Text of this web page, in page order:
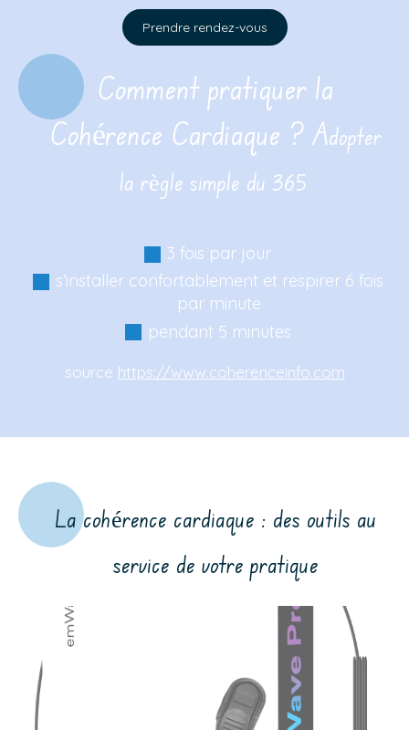
Prendre rendez-vous
Comment pratiquer la
Cohérence Cardiaque ? Adopter
la règle simple du 365
3 fois par jour
s’installer confortablement et respirer 6 fois
par minute
pendant 5 minutes
source https://www.coherenceinfo.com
La cohérence cardiaque : des outils au
service de votre pratique